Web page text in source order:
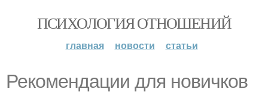
ПСИХОЛОГИЯ ОТНОШЕНИЙ
главная новости статьи
Рекомендации для новичков